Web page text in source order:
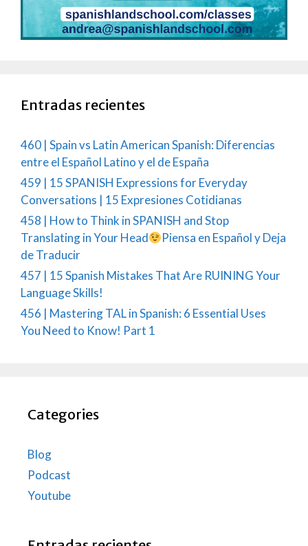
Entradas recientes
460 | Spain vs Latin American Spanish: Diferencias
entre el Español Latino y el de España
459 | 15 SPANISH Expressions for Everyday
Conversations | 15 Expresiones Cotidianas
458 | How to Think in SPANISH and Stop
Translating in Your Head
Piensa en Español y Deja
de Traducir
457 | 15 Spanish Mistakes That Are RUINING Your
Language Skills!
456 | Mastering TAL in Spanish: 6 Essential Uses
You Need to Know! Part 1
Categories
Blog
Podcast
Youtube